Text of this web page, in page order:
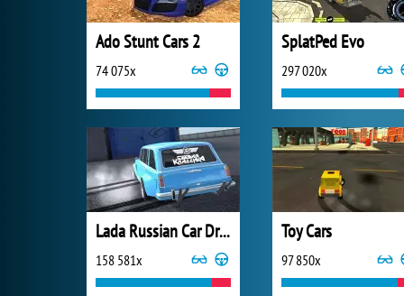
Ado Stunt Cars 2
74 075x
SplatPed Evo
297 020x
Lada Russian Car Drift
158 581x
Toy Cars
97 850x